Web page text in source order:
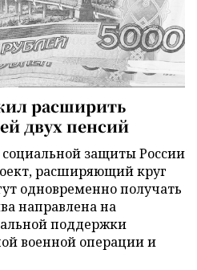
расширить
двух пенсий
защиты России
расширяющий круг
одновременно получать
направлена на
поддержки
военной операции и